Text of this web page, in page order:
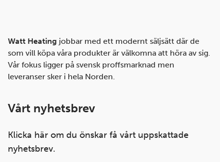
Watt Heating jobbar med ett modernt säljsätt där de
som vill köpa våra produkter är välkomna att höra av sig.
Vår fokus ligger på svensk proffsmarknad men
leveranser sker i hela Norden.
Vårt nyhetsbrev
Klicka här om du önskar få vårt uppskattade
nyhetsbrev.